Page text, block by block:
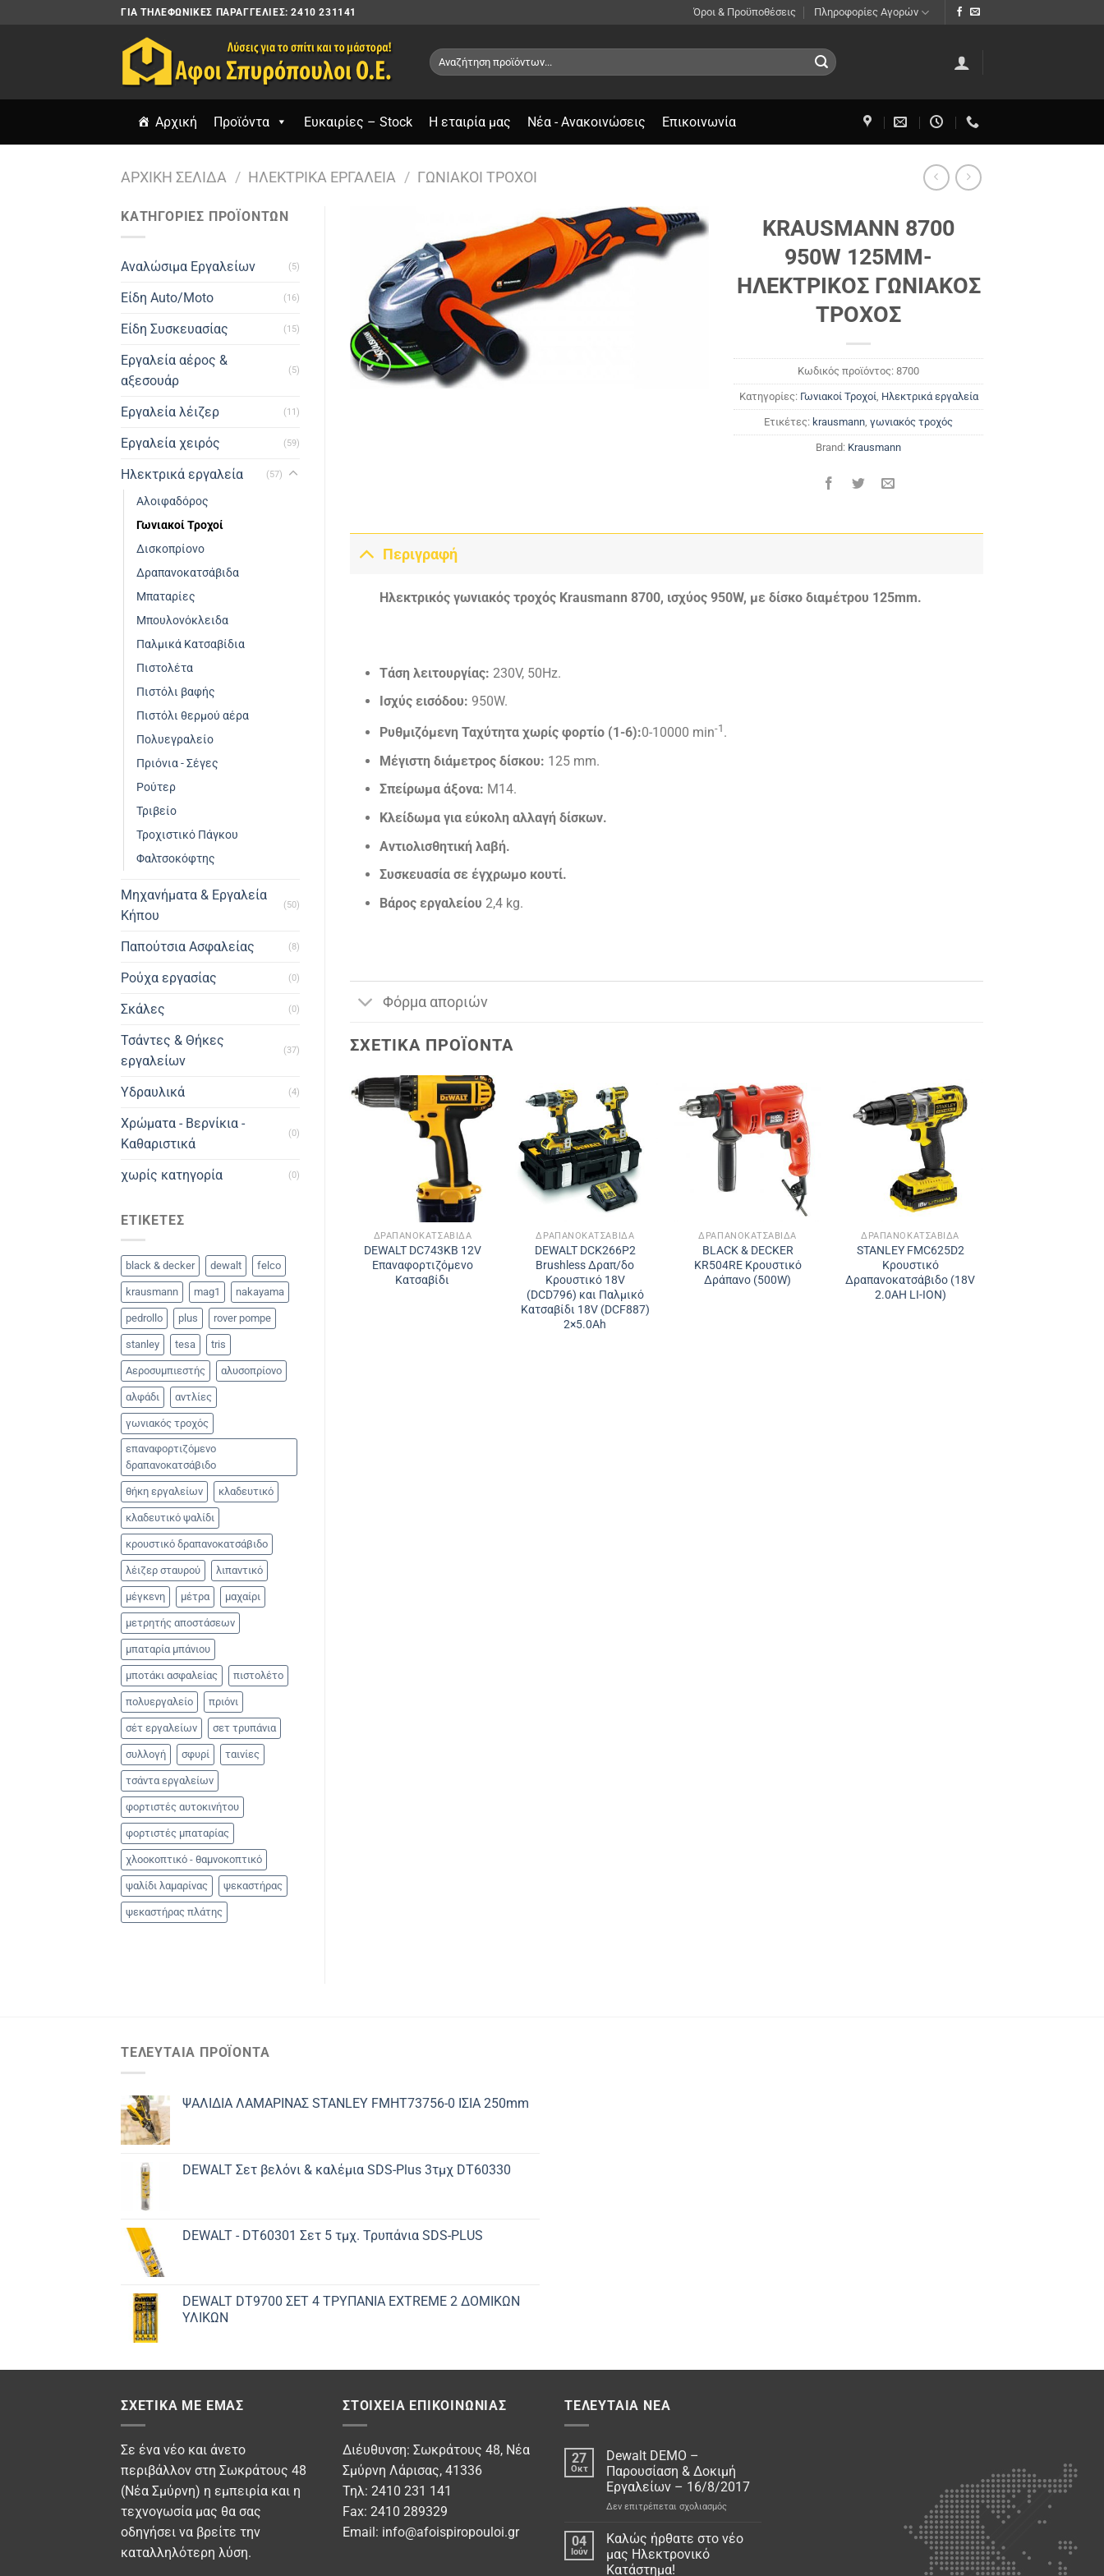
ΓΙΑ ΤΗΛΕΦΩΝΙΚΈΣ ΠΑΡΑΓΓΕΛΊΕΣ: 2410 231141 Όροι & Προϋποθέσεις Πληροφορίες Αγορών
Αναζήτηση
για:
Αρχική Προϊόντα Ευκαιρίες – Stock Η εταιρία μας Νέα - Ανακοινώσεις Επικοινωνία
ΑΡΧΙΚΉ ΣΕΛΊΔΑ / ΗΛΕΚΤΡΙΚΆ ΕΡΓΑΛΕΊΑ / ΓΩΝΙΑΚΟΊ ΤΡΟΧΟΊ
ΚΑΤΗΓΟΡΙΕΣ ΠΡΟΪΟΝΤΩΝ
Αναλώσιμα Εργαλείων (5)
Είδη Auto/Moto (16)
Είδη Συσκευασίας (15)
Εργαλεία αέρος &
αξεσουάρ
(5)
Εργαλεία λέιζερ (11)
Εργαλεία χειρός (59)
Ηλεκτρικά εργαλεία (57)
Αλοιφαδόρος
Γωνιακοί Τροχοί
Δισκοπρίονο
Δραπανοκατσάβιδα
Μπαταρίες
Μπουλονόκλειδα
Παλμικά Κατσαβίδια
Πιστολέτα
Πιστόλι βαφής
Πιστόλι θερμού αέρα
Πολυεγραλείο
Πριόνια - Σέγες
Ρούτερ
Τριβείο
Τροχιστικό Πάγκου
Φαλτσοκόφτης
Μηχανήματα & Εργαλεία
Κήπου
(50)
Παπούτσια Ασφαλείας (8)
Ρούχα εργασίας (0)
Σκάλες (0)
Τσάντες & Θήκες
εργαλείων
(37)
Υδραυλικά (4)
Χρώματα - Βερνίκια -
Καθαριστικά
(0)
χωρίς κατηγορία (0)
ΕΤΙΚΈΤΕΣ
black & decker dewalt felco
krausmann mag1 nakayama
pedrollo plus rover pompe
stanley tesa tris
Αεροσυμπιεστής αλυσοπρίονο
αλφάδι αντλίες
γωνιακός τροχός
επαναφορτιζόμενο
δραπανοκατσάβιδο
θήκη εργαλείων κλαδευτικό
κλαδευτικό ψαλίδι
κρουστικό δραπανοκατσάβιδο
λέιζερ σταυρού λιπαντικό
μέγκενη μέτρα μαχαίρι
μετρητής αποστάσεων
μπαταρία μπάνιου
μποτάκι ασφαλείας πιστολέτο
πολυεργαλείο πριόνι
σέτ εργαλείων σετ τρυπάνια
συλλογή σφυρί ταινίες
τσάντα εργαλείων
φορτιστές αυτοκινήτου
φορτιστές μπαταρίας
χλοοκοπτικό - θαμνοκοπτικό
ψαλίδι λαμαρίνας ψεκαστήρας
ψεκαστήρας πλάτης
KRAUSMANN 8700
950W 125MM-
ΗΛΕΚΤΡΙΚΟΣ ΓΩΝΙΑΚΟΣ
ΤΡΟΧΟΣ
Κωδικός προϊόντος:8700
Κατηγορίες: Γωνιακοί Τροχοί, Ηλεκτρικά εργαλεία
Ετικέτες: krausmann,γωνιακός τροχός
Brand: Krausmann
Περιγραφή
Ηλεκτρικός γωνιακός τροχός Krausmann 8700, ισχύος 950W, με δίσκο διαμέτρου 125mm.
Τάση λειτουργίας: 230V, 50Hz.
Ισχύς εισόδου: 950W.
Ρυθμιζόμενη Ταχύτητα χωρίς φορτίο (1-6):0-10000 min-1 .
Μέγιστη διάμετρος δίσκου: 125 mm.
Σπείρωμα άξονα: Μ14.
Κλείδωμα για εύκολη αλλαγή δίσκων.
Αντιολισθητική λαβή.
Συσκευασία σε έγχρωμο κουτί.
Βάρος εργαλείου2,4 kg.
Φόρμα αποριών
ΣΧΕΤΙΚΆ ΠΡΟΪΌΝΤΑ
ΔΡΑΠΑΝΟΚΑΤΣΆΒΙΔΑ
DEWALT DC743KB 12V
Επαναφορτιζόμενο
Κατσαβίδι
ΔΡΑΠΑΝΟΚΑΤΣΆΒΙΔΑ
DEWALT DCK266P2
Brushless Δραπ/δο
Kρουστικό 18V
(DCD796) και Παλμικό
Kατσαβίδι 18V (DCF887)
2×5.0Ah
ΔΡΑΠΑΝΟΚΑΤΣΆΒΙΔΑ
BLACK & DECKER
KR504RE Κρουστικό
Δράπανο (500W)
ΔΡΑΠΑΝΟΚΑΤΣΆΒΙΔΑ
STANLEY FMC625D2
Κρουστικό
Δραπανοκατσάβιδο (18V
2.0AH LI-ION)
ΤΕΛΕΥΤΑΊΑ ΠΡΟΪΌΝΤΑ
ΨΑΛΙΔΙΑ ΛΑΜΑΡΙΝΑΣ STANLEY FMHT73756-0 ΙΣΙΑ 250mm
DEWALT Σετ βελόνι & καλέμια SDS-Plus 3τμχ DT60330
DEWALT - DT60301 Σετ 5 τμχ. Τρυπάνια SDS-PLUS
DEWALT DT9700 ΣET 4 ΤΡΥΠΑΝΙΑ EXTREME 2 ΔΟΜΙΚΩΝ
ΥΛΙΚΩΝ
ΣΧΕΤΙΚΆ ΜΕ ΕΜΆΣ
Σε ένα νέο και άνετο
περιβάλλον στη Σωκράτους 48
(Νέα Σμύρνη) η εμπειρία και η
τεχνογωσία μας θα σας
οδηγήσει να βρείτε την
καταλληλότερη λύση.
ΣΤΟΙΧΕΊΑ ΕΠΙΚΟΙΝΩΝΊΑΣ
Διέυθυνση: Σωκράτους 48, Νέα
Σμύρνη Λάρισας, 41336
Τηλ: 2410 231 141
Fax: 2410 289329
Email: info@afoispiropouloi.gr
ΤΕΛΕΥΤΑΊΑ ΝΈΑ
27
Οκτ
Dewalt DEMO –
Παρουσίαση & Δοκιμή
Εργαλείων – 16/8/2017
Δεν επιτρέπεται σχολιασμόςστο
DEMO
04
Ιούν
Καλώς ήρθατε στο νέo
μας Ηλεκτρονικό
Κατάστημα!